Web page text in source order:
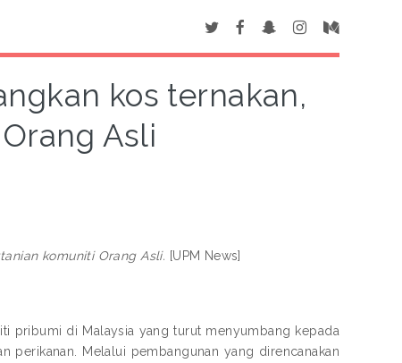
kos ternakan,
Asli
komuniti Orang Asli. [UPM News]
pribumi di Malaysia yang turut menyumbang kepada
perikanan. Melalui pembangunan yang direncanakan